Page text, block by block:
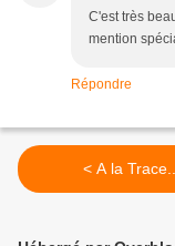
C'est très
mention
Répondre
< A la Trace..